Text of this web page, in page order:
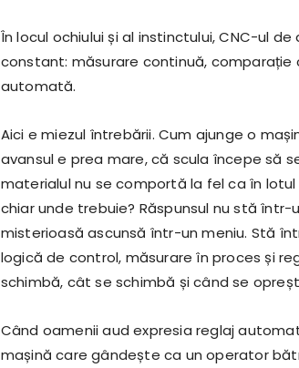
În locul ochiului și al instinctului, CNC-ul
constant: măsurare continuă, comparație
automată.
Aici e miezul întrebării. Cum ajunge o
avansul e prea mare, că scula începe să
materialul nu se comportă la fel ca în
chiar unde trebuie? Răspunsul nu stă
misterioasă ascunsă într-un meniu. Stă
logică de control, măsurare în proces și
schimbă, cât se schimbă și când se
Când oamenii aud expresia reglaj
mașină care gândește ca un operator